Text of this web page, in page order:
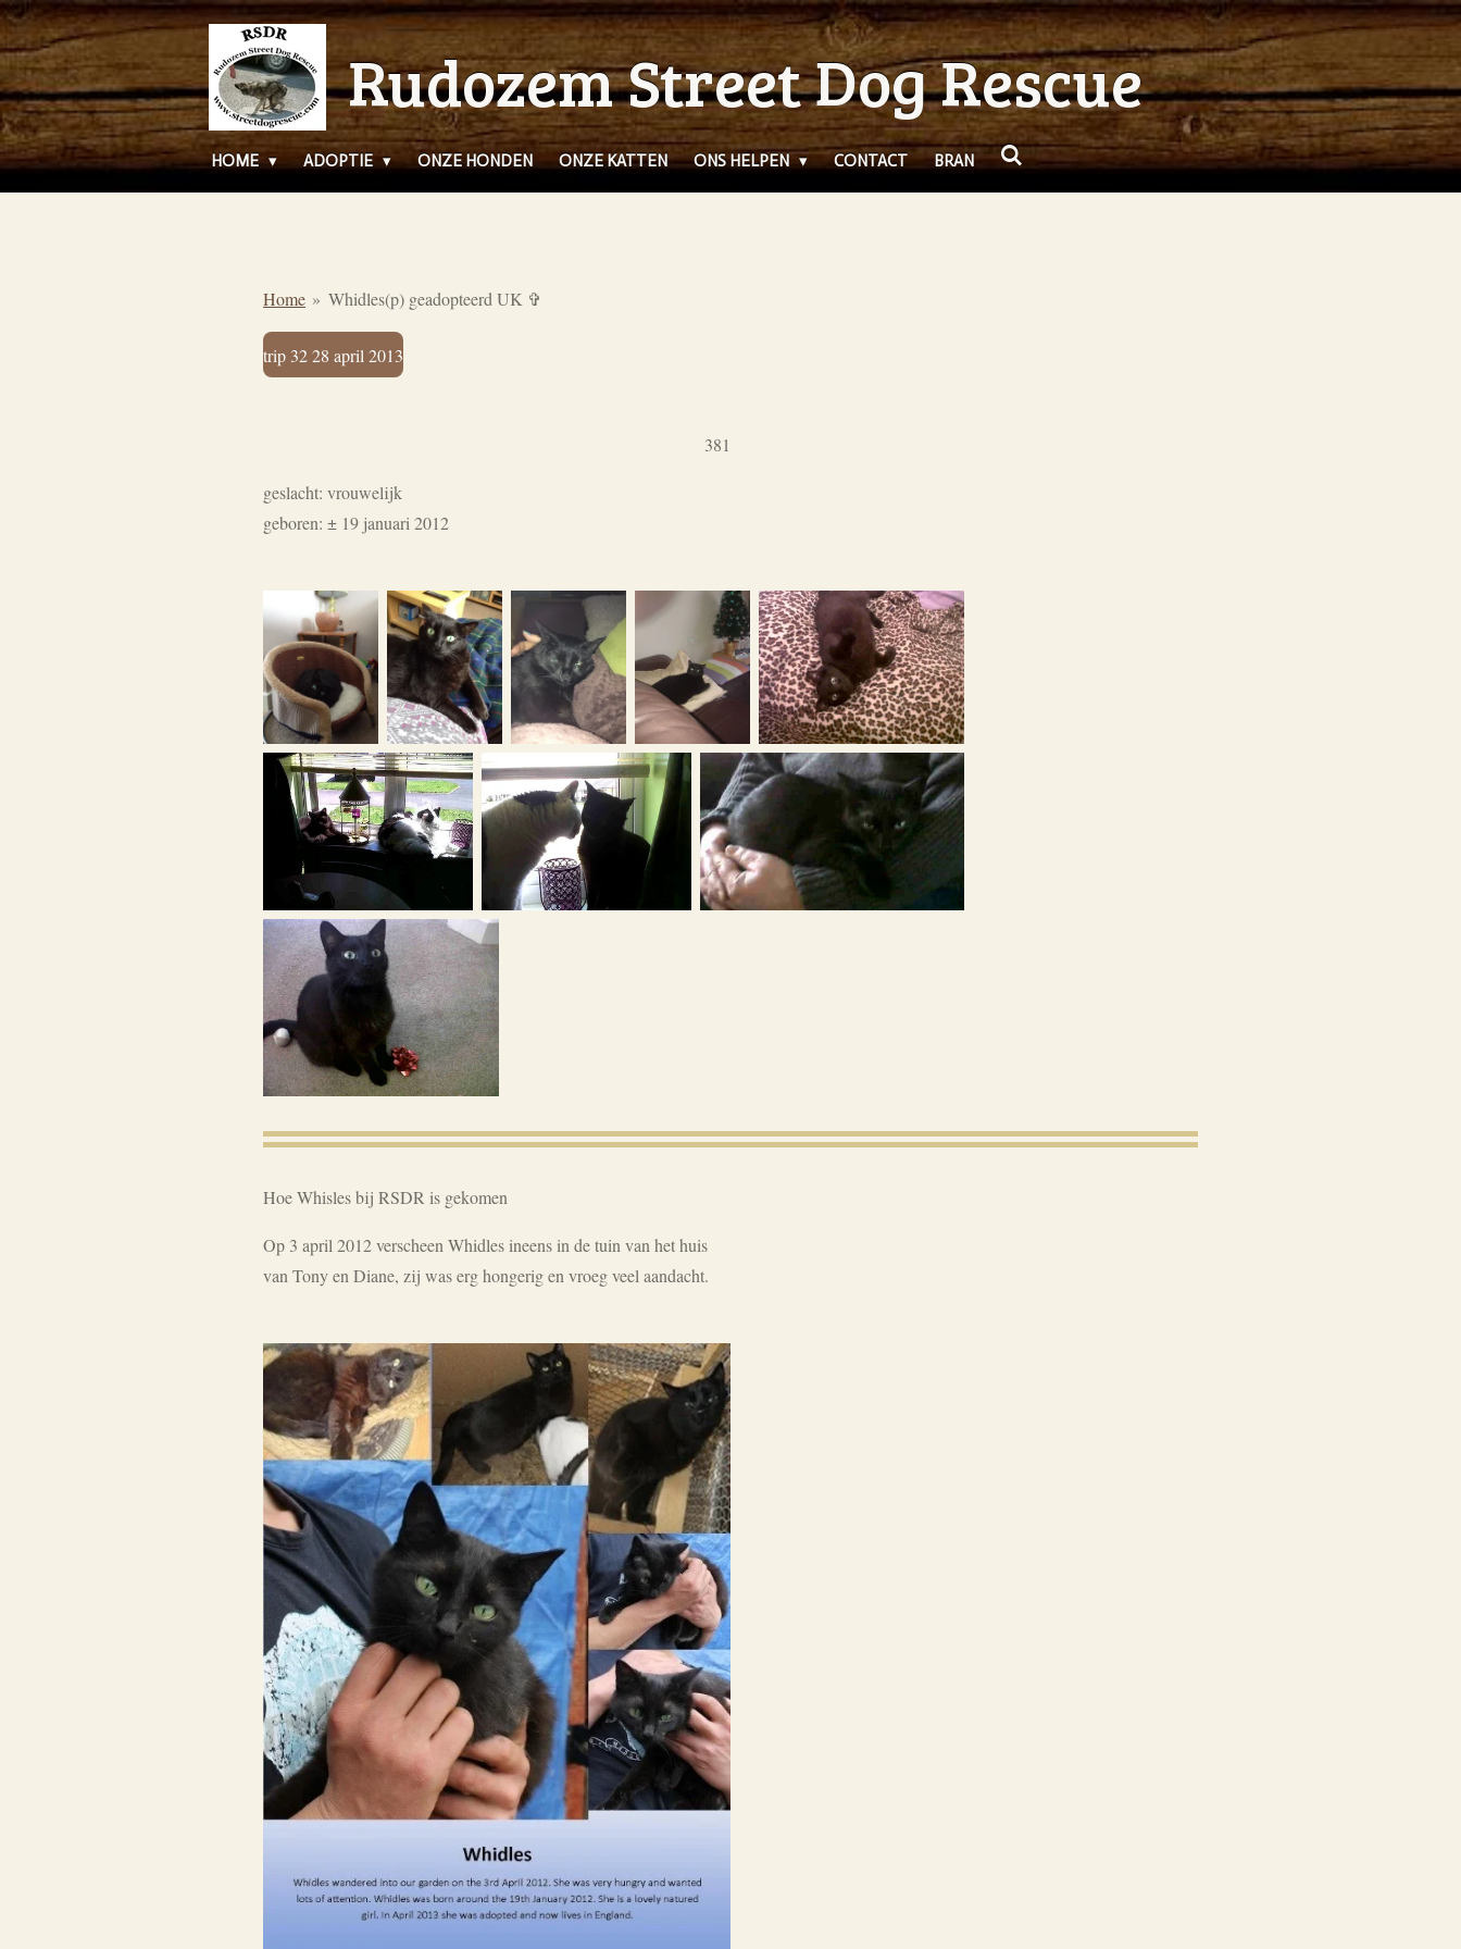
Ga
direct
naar
de
hoofdinhoud
Rudozem Street Dog Rescue
HOME ADOPTIE ONZE HONDEN ONZE KATTEN ONS HELPEN CONTACT BRAN
Home » Whidles(p) geadopteerd UK ✞
trip 32 28 april 2013
381
geslacht: vrouwelijk
geboren: ± 19 januari 2012
Hoe Whisles bij RSDR is gekomen
Op 3 april 2012 verscheen Whidles ineens in de tuin van het huis
van Tony en Diane, zij was erg hongerig en vroeg veel aandacht.